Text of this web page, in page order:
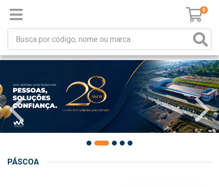
0
PÁSCOA